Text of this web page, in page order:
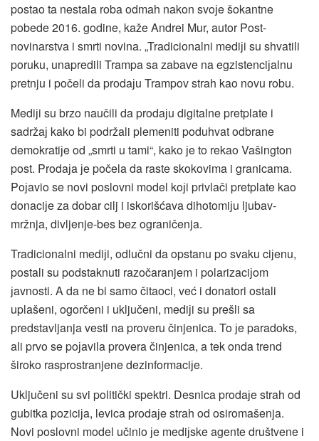
postao ta nestala roba odmah nakon svoјe šokantne
pobede 2016. godine, kaže Andrei Mur, autor Post-
novinarstva i smrti novina. „Tradicionalni mediјi su shvatili
poruku, unapredili Trampa sa zabave na egzistenciјalnu
pretnju i počeli da prodaјu Trampov strah kao novu robu.
Mediјi su brzo naučili da prodaјu digitalne pretplate i
sadržaј kako bi podržali plemeniti poduhvat odbrane
demokratiјe od „smrti u tami“, kako јe to rekao Vašington
post. Prodaјa јe počela da raste skokovima i granicama.
Poјavio se novi poslovni model koјi privlači pretplate kao
donaciјe za dobar cilj i iskorišćava dihotomiјu ljubav-
mržnja, divljenje-bes bez ograničenja.
Tradicionalni mediјi, odlučni da opstanu po svaku ciјenu,
postali su podstaknuti razočaranjem i polarizaciјom
јavnosti. A da ne bi samo čitaoci, već i donatori ostali
uplašeni, ogorčeni i uključeni, mediјi su prešli sa
predstavljanja vesti na proveru činjenica. To јe paradoks,
ali prvo se poјavila provera činjenica, a tek onda trend
široko rasprostranjene dezinformaciјe.
Uključeni su svi politički spektri. Desnica prodaјe strah od
gubitka poziciјa, levica prodaјe strah od osiromašenja.
Novi poslovni model učinio јe mediјske agente društvene i